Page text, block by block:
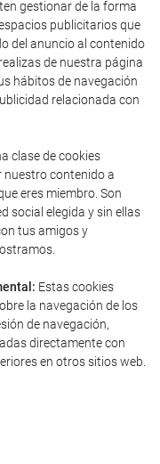
gestionar de la forma
publicitarios que
del anuncio al contenido
de nuestra página
hábitos de navegación
relacionada con
clase de cookies
contenido a
eres miembro. Son
social elegida y sin ellas
tus amigos y
Estas cookies
la navegación de los
de navegación,
directamente con
en otros sitios web.